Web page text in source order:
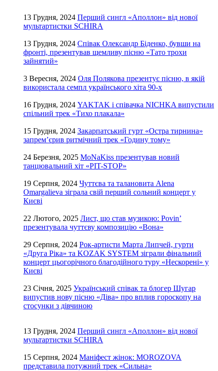
13 Грудня, 2024 Перший сингл «Аполлон» від нової
мультартистки SCHIRA
13 Грудня, 2024 Співак Олександр Біденко, бувши на
фронті, презентував щемливу пісню «Тато трохи
зайнятий»
3 Вересня, 2024 Оля Полякова презентує пісню, в якій
використала семпл українського хіта 90-х
16 Грудня, 2024 YAKTAK і співачка NICHKA випустили
спільний трек «Тихо плакала»
15 Грудня, 2024 Закарпатський гурт «Остра тирнина»
запрем’єрив ритмічний трек «Годину тому»
24 Березня, 2025 MoNaKiss презентував новий
танцювальний хіт «PIT-STOP»
19 Серпня, 2024 Чуттєва та талановита Alena
Omargalieva зіграла свій перший сольний концерт у
Києві
22 Лютого, 2025 Лист, що став музикою: Povin’
презентувала чуттєву композицію «Вона»
29 Серпня, 2024 Рок-артисти Марта Липчей, гурти
«Друга Ріка» та KOZAK SYSTEM зіграли фінальний
концерт цьогорічного благодійного туру «Нескорені» у
Києві
23 Січня, 2025 Український співак та блогер Шугар
випустив нову пісню «Діва» про вплив гороскопу на
стосунки з дівчиною
13 Грудня, 2024 Перший сингл «Аполлон» від нової
мультартистки SCHIRA
15 Серпня, 2024 Маніфест жінок: MOROZOVA
представила потужний трек «Сильна»